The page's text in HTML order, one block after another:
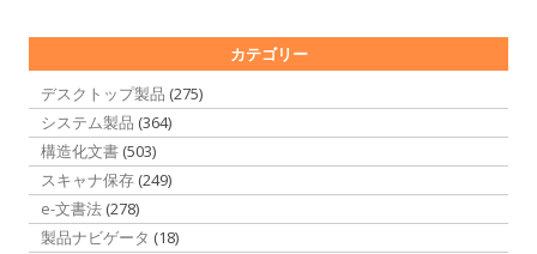
カテゴリー
デスクトップ製品 (275)
システム製品 (364)
構造化文書 (503)
スキャナ保存 (249)
e-文書法 (278)
製品ナビゲータ (18)